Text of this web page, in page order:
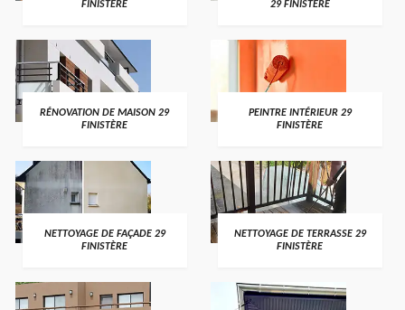
FINISTÈRE
29 FINISTÈRE
RÉNOVATION DE MAISON 29
FINISTÈRE
PEINTRE INTÉRIEUR 29
FINISTÈRE
NETTOYAGE DE FAÇADE 29
FINISTÈRE
NETTOYAGE DE TERRASSE 29
FINISTÈRE